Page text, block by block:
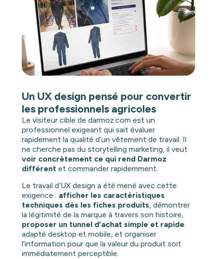
Un UX design pensé pour convertir
les professionnels agricoles
Le visiteur cible de darmoz.com est un
professionnel exigeant qui sait évaluer
rapidement la qualité d’un vêtement de travail. Il
ne cherche pas du storytelling marketing, il veut
voir concrètement ce qui rend Darmoz
différentet commander rapidemment.
Le travail d’UX design a été mené avec cette
exigence : afficher les caractéristiques
techniques dès les fiches produits, démontrer
la légitimité de la marque à travers son histoire,
proposer un tunnel d’achat simple et rapide
adapté desktop et mobile, et organiser
l’information pour que la valeur du produit soit
immédiatement perceptible.